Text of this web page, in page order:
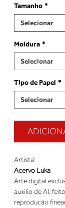
Tamanho *
Moldura *
Tipo de Papel *
Artista:
Acervo Luka
Arte digital
auxilio de AI,
reproducão